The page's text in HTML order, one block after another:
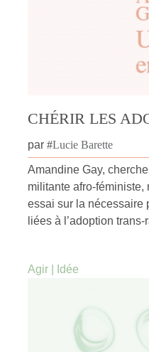
CHÉRIR LES
par #Lucie Barette
Amandine Gay,
militante afro-
essai sur la nécessaire
liées à l’adoption trans-
Agir Idée